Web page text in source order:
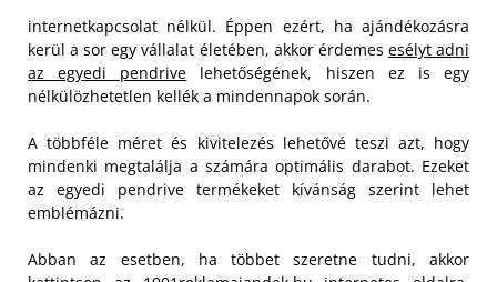
internetkapcsolat nélkül. Éppen ezért, ha ajándékozásra
kerül a sor egy vállalat életében, akkor érdemes esélyt adni
az egyedi pendrive lehetőségének, hiszen ez is egy
nélkülözhetetlen kellék a mindennapok során.
A többféle méret és kivitelezés lehetővé teszi azt, hogy
mindenki megtalálja a számára optimális darabot. Ezeket
az egyedi pendrive termékeket kívánság szerint lehet
emblémázni.
Abban az esetben, ha többet szeretne tudni, akkor